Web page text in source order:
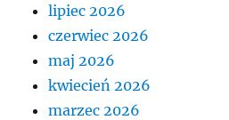
lipiec 2026
czerwiec 2026
maj 2026
kwiecień 2026
marzec 2026